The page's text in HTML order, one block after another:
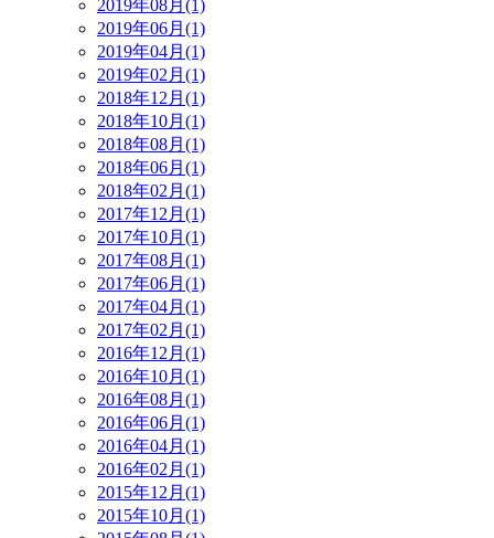
2019年08月(1)
2019年06月(1)
2019年04月(1)
2019年02月(1)
2018年12月(1)
2018年10月(1)
2018年08月(1)
2018年06月(1)
2018年02月(1)
2017年12月(1)
2017年10月(1)
2017年08月(1)
2017年06月(1)
2017年04月(1)
2017年02月(1)
2016年12月(1)
2016年10月(1)
2016年08月(1)
2016年06月(1)
2016年04月(1)
2016年02月(1)
2015年12月(1)
2015年10月(1)